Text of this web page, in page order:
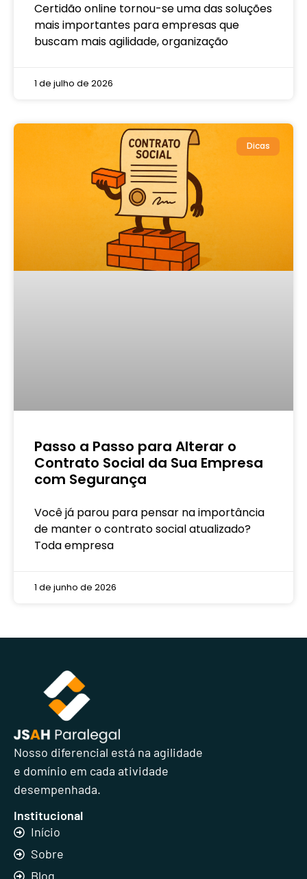
Certidão online tornou-se uma das soluções
mais importantes para empresas que
buscam mais agilidade, organização
1 de julho de 2026
Dicas
Passo a Passo para Alterar o
Contrato Social da Sua Empresa
com Segurança
Você já parou para pensar na importância
de manter o contrato social atualizado?
Toda empresa
1 de junho de 2026
Nosso diferencial está na agilidade
e domínio em cada atividade
desempenhada.
Institucional
Início
Sobre
Blog